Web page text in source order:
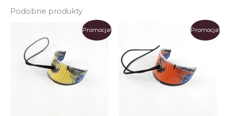
Podobne produkty
Promocja! Promocja!